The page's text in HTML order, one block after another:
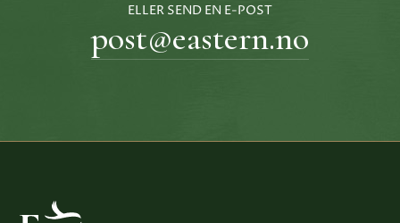
ELLER SEND EN E-POST
post@eastern.no